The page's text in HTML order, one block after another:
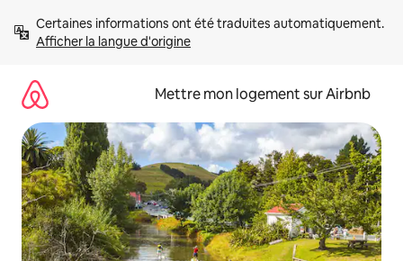
directement
Afficher la langue d'origine
Mettre mon logement sur Airbnb